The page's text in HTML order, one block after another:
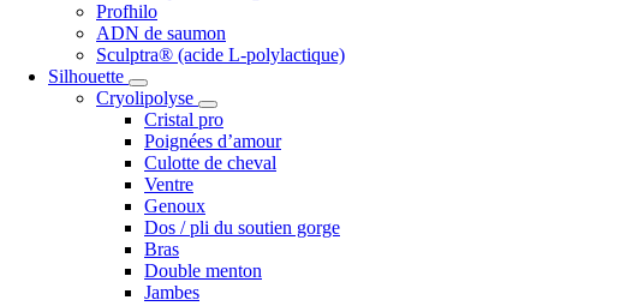
Profhilo
ADN de saumon
Sculptra® (acide L-polylactique)
Silhouette
Cryolipolyse
Cristal pro
Poignées d’amour
Culotte de cheval
Ventre
Genoux
Dos / pli du soutien gorge
Bras
Double menton
Jambes